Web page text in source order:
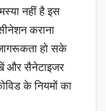
नहीं है इस
कराना
हो सके
और सैनेटाइजर
के नियमों का